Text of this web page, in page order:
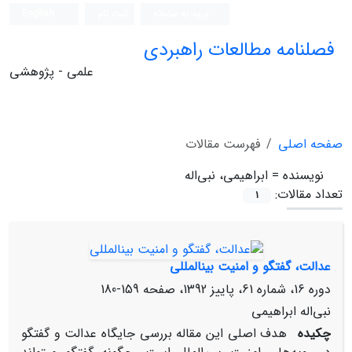
فصلنامه مطالعات راهبردی
علمی - پژوهشی
صفحه اصلی
فهرست مقالات
نویسنده = ابراهیمی، نبی‌اله
تعداد مقالات:
1
عدالت، گفتگو و امنیت بین‏المللی
دوره 16، شماره 61، پاییز 1392، صفحه
159-180
نبی‌اله ابراهیمی
چکیده هدف اصلی این مقاله بررسی جایگاه عدالت و گفتگو